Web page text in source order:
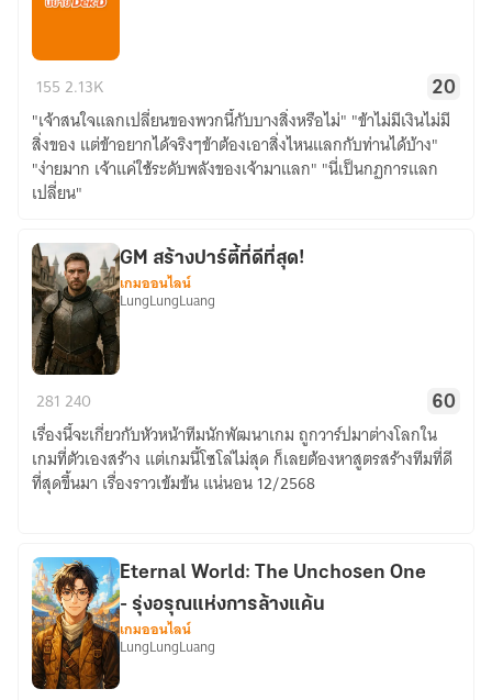
ใต้
จันทร์
กอง
กำลัง
วิญญาณ
155 2.13K 20
"เจ้าสนใจแลกเปลี่ยนของพวกนี้กับบางสิ่งหรือไม่" "ข้าไม่มีเงินไม่มี
สิ่งของ แต่ข้าอยากได้จริงๆข้าต้องเอาสิ่งไหนแลกกับท่านได้บ้าง"
"ง่ายมาก เจ้าแค่ใช้ระดับพลังของเจ้ามาแลก" "นี่เป็นกฏการแลก
เปลี่ยน"
สร้าง
ปาร์ตี้
ที่
ดี
GM สร้างปาร์ตี้ที่ดีที่สุด!
เกมออนไลน์
LungLungLuang
281 240 60
เรื่องนี้จะเกี่ยวกับหัวหน้าทีมนักพัฒนาเกม ถูกวาร์ปมาต่างโลกใน
เกมที่ตัวเองสร้าง แต่เกมนี้โซโล่ไม่สุด ก็เลยต้องหาสูตรสร้างทีมที่ดี
ที่สุดขึ้นมา เรื่องราวเข้มข้น แน่นอน 12/2568
Eternal World: The Unchosen One
- รุ่งอรุณแห่งการล้างแค้น
เกมออนไลน์
LungLungLuang